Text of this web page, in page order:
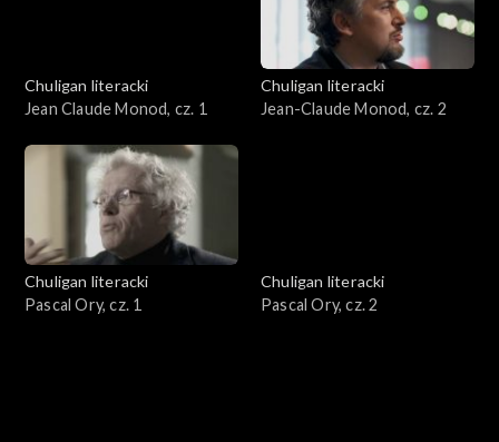
Chuligan literacki
Jean Claude Monod, cz. 1
Chuligan literacki
Jean-Claude Monod, cz. 2
Chuligan literacki
Pascal Ory, cz. 1
Chuligan literacki
Pascal Ory, cz. 2